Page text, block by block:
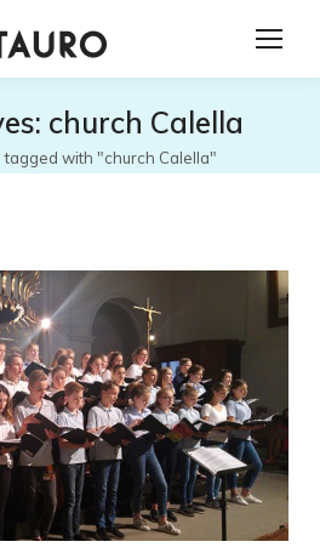
church Calella
tagged with "church Calella"